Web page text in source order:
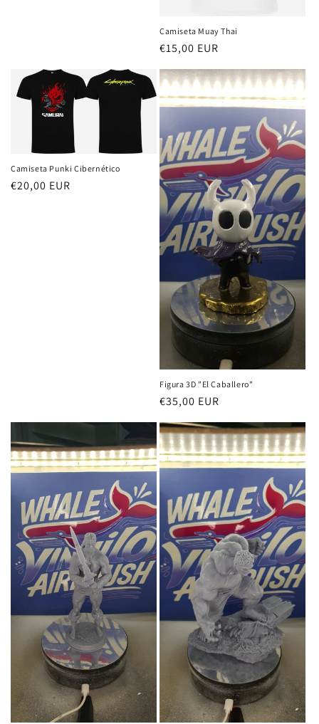
Camiseta Muay Thai
Precio
habitual
€15,00 EUR
Camiseta Punki Cibernético
Precio
€20,00 EUR
Figura 3D "El Caballero"
Precio
€35,00 EUR